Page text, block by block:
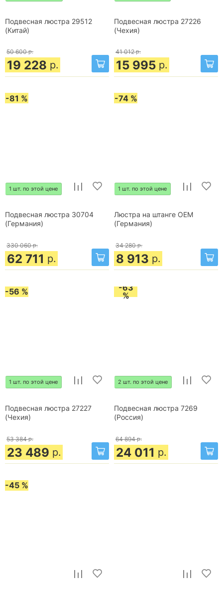
Подвесная люстра 29512
(Китай)
50 600 р.
19 228 р.
Подвесная люстра 27226
(Чехия)
41 012 р.
15 995 р.
-81 %
1 шт. по этой цене
Подвесная люстра 30704
(Германия)
330 060 р.
62 711 р.
-74 %
1 шт. по этой цене
Люстра на штанге OEM
(Германия)
34 280 р.
8 913 р.
-56 %
1 шт. по этой цене
Подвесная люстра 27227
(Чехия)
53 384 р.
23 489 р.
-63
%
2 шт. по этой цене
Подвесная люстра 7269
(Россия)
64 894 р.
24 011 р.
-45 %